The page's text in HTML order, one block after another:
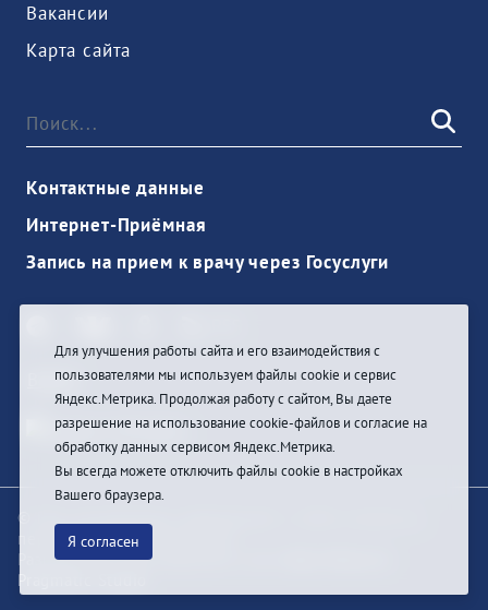
Вакансии
Карта сайта
Контактные данные
Интернет-Приёмная
Запись на прием к врачу через Госуслуги
Войти
© При цитировании информации с сайта ссылка на
первоисточник обязательна
Разработка и техподдержка сайта
Pragmatic Studio
Для улучшения работы сайта и его взаимодействия с
пользователями мы используем файлы cookie и сервис
Яндекс.Метрика. Продолжая работу с сайтом, Вы даете
разрешение на использование cookie-файлов и согласие на
обработку данных сервисом Яндекс.Метрика.
Вы всегда можете отключить файлы cookie в настройках
Вашего браузера.
Я согласен